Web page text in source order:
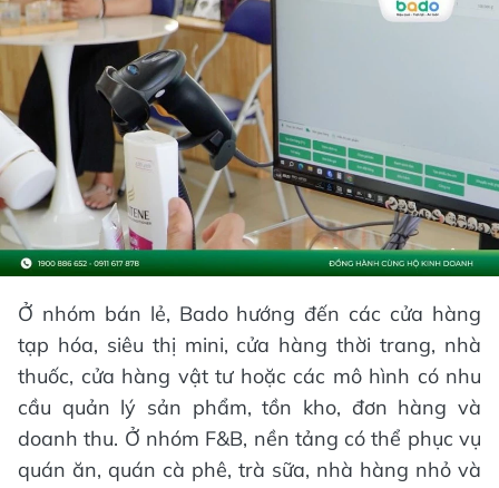
Ở nhóm bán lẻ, Bado hướng đến các cửa hàng
tạp hóa, siêu thị mini, cửa hàng thời trang, nhà
thuốc, cửa hàng vật tư hoặc các mô hình có nhu
cầu quản lý sản phẩm, tồn kho, đơn hàng và
doanh thu. Ở nhóm F&B, nền tảng có thể phục vụ
quán ăn, quán cà phê, trà sữa, nhà hàng nhỏ và